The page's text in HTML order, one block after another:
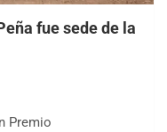
fue sede de la
Premio